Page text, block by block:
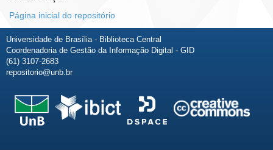
Página inicial do repositório
Universidade de Brasília - Biblioteca Central
Coordenadoria de Gestão da Informação Digital - GID
(61) 3107-2683
repositorio@unb.br